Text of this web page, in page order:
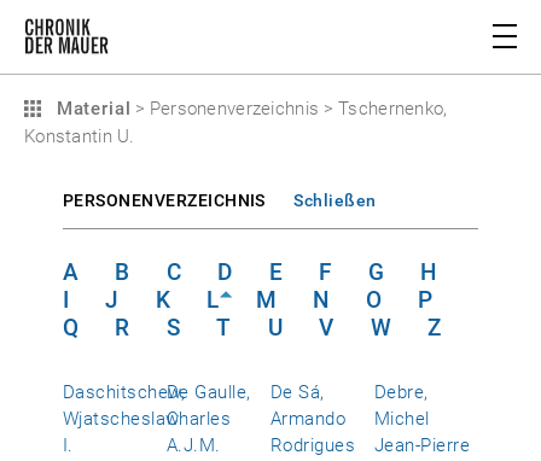
Material > Personenverzeichnis > Tschernenko,
Konstantin U.
PERSONENVERZEICHNIS Schließen
A B C D E F G
H
I
J K L M N O
P
Q
R S T U V W Z
Daschitschew,
Wjatscheslaw
I.
De Gaulle,
Charles
A.J.M.
De Sá,
Armando
Rodrigues
Debre,
Michel
Jean-Pierre